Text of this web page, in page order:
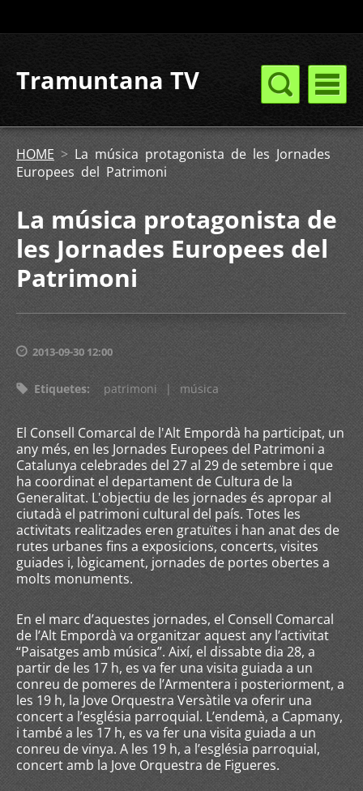
Tramuntana TV
HOME > La música protagonista de les Jornades
Europees del Patrimoni
La música protagonista de
les Jornades Europees del
Patrimoni
2013-09-30 12:00
Etiquetes: patrimoni | música
El Consell Comarcal de l'Alt Empordà ha participat, un
any més, en les Jornades Europees del Patrimoni a
Catalunya celebrades del 27 al 29 de setembre i que
ha coordinat el departament de Cultura de la
Generalitat. L'objectiu de les jornades és apropar al
ciutadà el patrimoni cultural del país. Totes les
activitats realitzades eren gratuïtes i han anat des de
rutes urbanes fins a exposicions, concerts, visites
guiades i, lògicament, jornades de portes obertes a
molts monuments.
En el marc d’aquestes jornades, el Consell Comarcal
de l’Alt Empordà va organitzar aquest any l’activitat
“Paisatges amb música”. Així, el dissabte dia 28, a
partir de les 17 h, es va fer una visita guiada a un
conreu de pomeres de l’Armentera i posteriorment, a
les 19 h, la Jove Orquestra Versàtile va oferir una
concert a l’església parroquial. L’endemà, a Capmany,
i també a les 17 h, es va fer una visita guiada a un
conreu de vinya. A les 19 h, a l’església parroquial,
concert amb la Jove Orquestra de Figueres.